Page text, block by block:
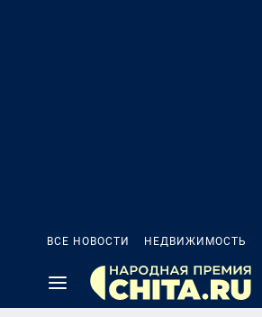
ВСЕ НОВОСТИ НЕДВИЖИМОСТЬ